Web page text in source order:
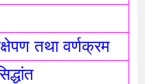
तथा वर्णक्रम